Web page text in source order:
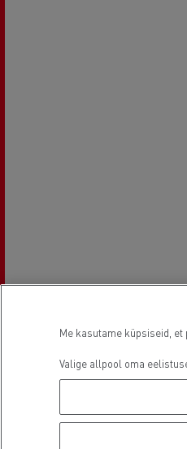
Me kasutame küpsiseid,
Valige allpool oma